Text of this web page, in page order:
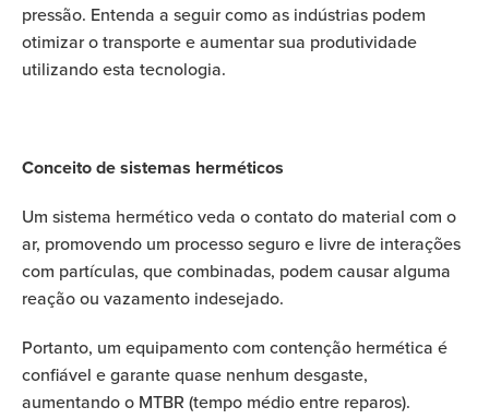
pressão. Entenda a seguir como as indústrias podem
otimizar o transporte e aumentar sua produtividade
utilizando esta tecnologia.
Conceito de sistemas herméticos
Um sistema hermético veda o contato do material com o
ar, promovendo um processo seguro e livre de interações
com partículas, que combinadas, podem causar alguma
reação ou vazamento indesejado.
Portanto, um equipamento com contenção hermética é
confiável e garante quase nenhum desgaste,
aumentando o MTBR (tempo médio entre reparos).